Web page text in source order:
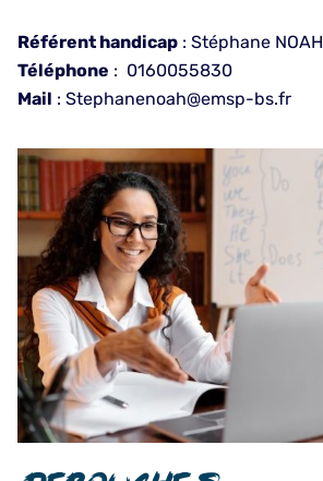
Référent handicap : Stéphane NOAH
Téléphone : 0160055830
Mail : Stephanenoah@emsp-bs.fr